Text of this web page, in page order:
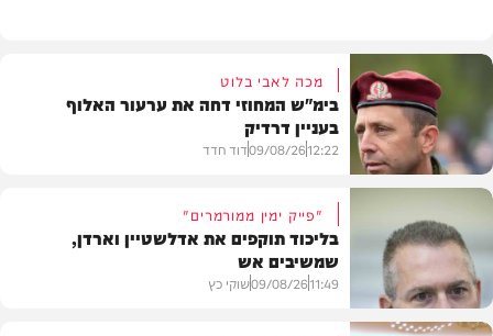
חדשות
מכה לאבי בלוט
בימ"ש המחוזי דחה את ערעור האלוף
בעניין דרדיק
12:22
09/08/26דוד חדד
"פייק ימין ממורמרים"
בליכוד תוקפים את אדלשטיין וארדן,
שמשיבים אש
11:49
09/08/26שוקי כץ